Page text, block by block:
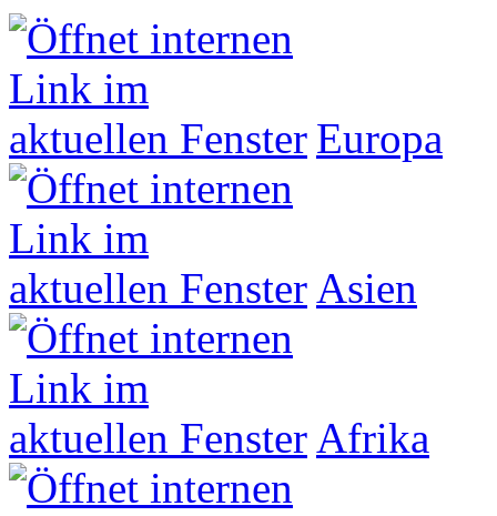
Europa
Asien
Afrika